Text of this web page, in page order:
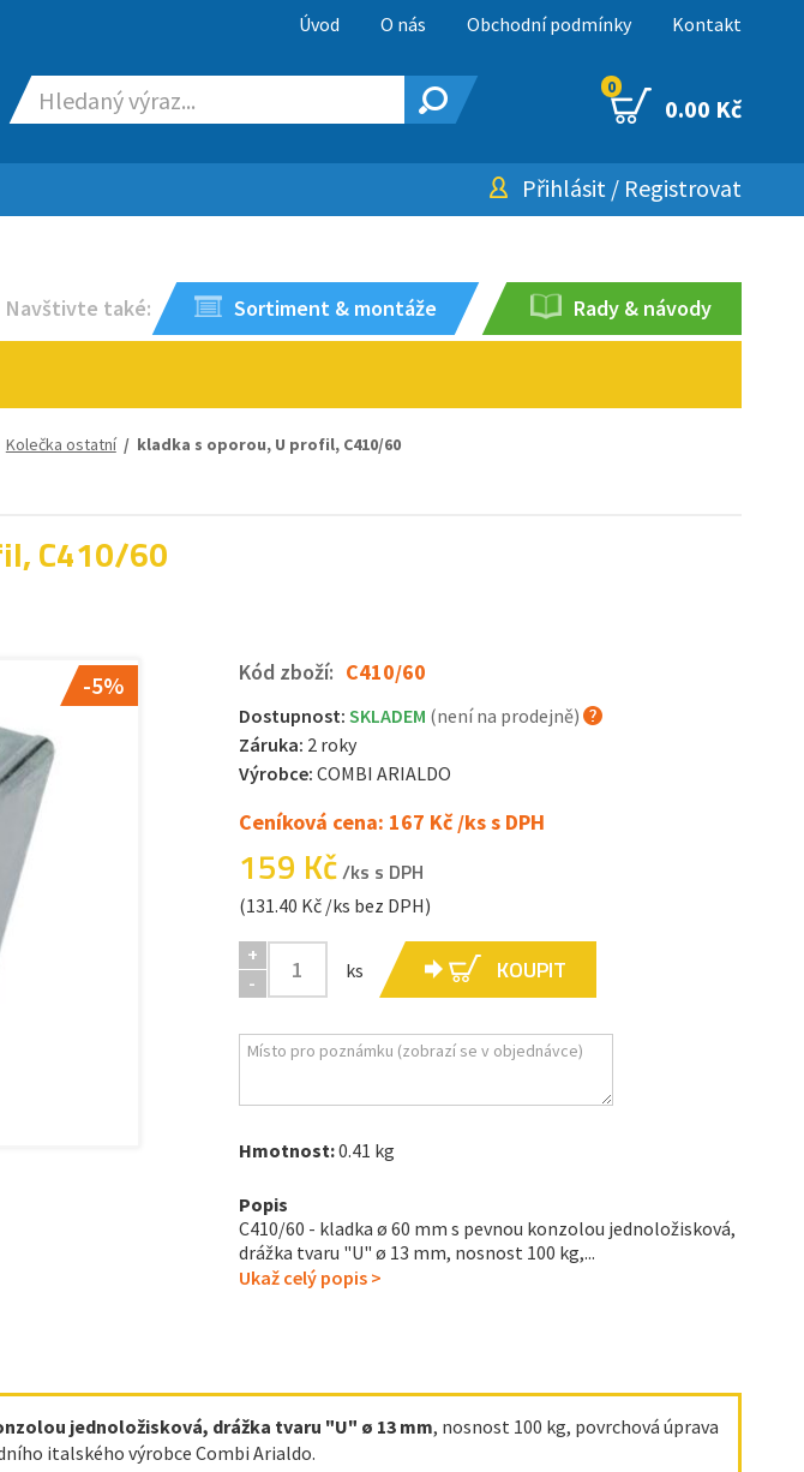
Úvod O nás Obchodní podmínky Kontakt
0
0.00 Kč
Přihlásit / Registrovat
Navštivte také: Sortiment & montáže Rady & návody
Kolečka ostatní/ kladka s oporou, U profil, C410/60
C410/60
-5%
Kód zboží: C410/60
Dostupnost: SKLADEM (není na prodejně)
Záruka: 2 roky
Výrobce: COMBI ARIALDO
Ceníková cena: 167 Kč /ks s DPH
159 Kč/ks s DPH
(131.40 Kč /ks bez DPH)
+
-
ks KOUPIT
Hmotnost:0.41 kg
Popis
C410/60 - kladka ø 60 mm s pevnou konzolou jednoložisková,
drážka tvaru "U" ø 13 mm, nosnost 100 kg,...
Ukaž celý popis >
jednoložisková, drážka tvaru "U" ø 13 mm, nosnost 100 kg, povrchová úprava
italského výrobce Combi Arialdo.